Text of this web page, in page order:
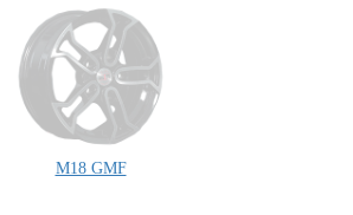
M18 GMF